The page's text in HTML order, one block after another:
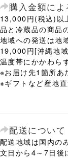
購入金額に
13,000円(税込)以
品と冷蔵品の商品
地域への発送は地
19,000円[沖縄地
温度帯にかかわら
※お届け先1箇所あ
※ギフトなど産地
配送について
配送地域は国内の
文日から4～7日後